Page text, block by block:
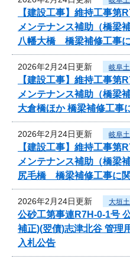
【建設工事】維持工事
メンテナンス補助（橋梁
八幡大橋 橋梁補修工事
2026年2月24日更新 岐阜
【建設工事】維持工事
メンテナンス補助（橋梁
大倉橋ほか 橋梁補修工事
2026年2月24日更新 岐阜
【建設工事】維持工事
メンテナンス補助（橋梁
尻毛橋 橋梁補修工事に
2026年2月24日更新 大垣
公砂工第事連R7H-0-1号
補正)(翌債)志津北谷 管理
入札公告